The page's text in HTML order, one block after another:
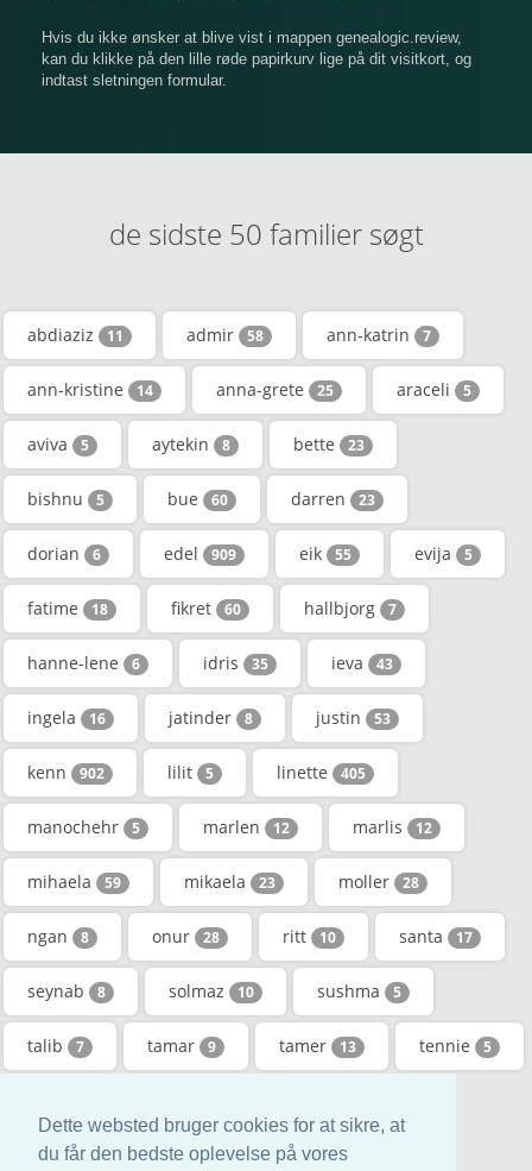
Dette websted bruger cookies for at sikre, at
du får den bedste oplevelse på vores
Hvis du ikke ønsker at blive vist i mappen genealogic.review,
kan du klikke på den lille røde papirkurv lige på dit visitkort, og
indtast sletningen formular.
de sidste 50 familier søgt
abdiaziz 11 admir 58 ann-katrin 7
ann-kristine 14 anna-grete 25 araceli 5
aviva 5 aytekin 8 bette 23
bishnu 5 bue 60 darren 23
dorian 6 edel 909 eik 55 evija 5
fatime 18 fikret 60 hallbjorg 7
hanne-lene 6 idris 35 ieva 43
ingela 16 jatinder 8 justin 53
kenn 902 lilit 5 linette 405
manochehr 5 marlen 12 marlis 12
mihaela 59 mikaela 23 moller 28
ngan 8 onur 28 ritt 10 santa 17
seynab 8 solmaz 10 sushma 5
talib 7 tamar 9 tamer 13 tennie 5
Øivind 13